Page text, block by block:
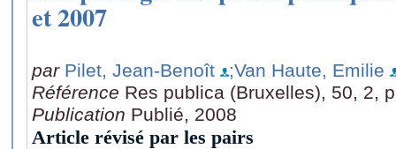
et 2007
par Pilet, Jean-Benoît
;Van Haute, Emilie
Référence Res publica (Bruxelles), 50, 2,
Publication Publié, 2008
Article révisé par les pairs